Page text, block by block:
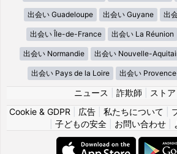
出会い Guadeloupe 出会い Guyane 出
出会い Île-de-France 出会い La Réunion
出会い Normandie 出会い Nouvelle-
出会い Pays de la Loire 出会い
ニュース 詐欺師 ストア
Cookie & GDPR
広告 私たちについて
子どもの安全| お問い合わせ|